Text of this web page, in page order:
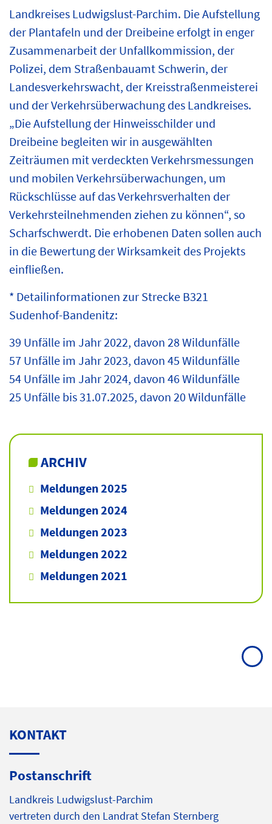
Landkreises Ludwigslust-Parchim. Die Aufstellung
der Plantafeln und der Dreibeine erfolgt in enger
Zusammenarbeit der Unfallkommission, der
Polizei, dem Straßenbauamt Schwerin, der
Landesverkehrswacht, der Kreisstraßenmeisterei
und der Verkehrsüberwachung des Landkreises.
„Die Aufstellung der Hinweisschilder und
Dreibeine begleiten wir in ausgewählten
Zeiträumen mit verdeckten Verkehrsmessungen
und mobilen Verkehrsüberwachungen, um
Rückschlüsse auf das Verkehrsverhalten der
Verkehrsteilnehmenden ziehen zu können“, so
Scharfschwerdt. Die erhobenen Daten sollen auch
in die Bewertung der Wirksamkeit des Projekts
einfließen.
* Detailinformationen zur Strecke B321
Sudenhof-Bandenitz:
39 Unfälle im Jahr 2022, davon 28 Wildunfälle
57 Unfälle im Jahr 2023, davon 45 Wildunfälle
54 Unfälle im Jahr 2024, davon 46 Wildunfälle
25 Unfälle bis 31.07.2025, davon 20 Wildunfälle
ARCHIV
Meldungen 2025
Meldungen 2024
Meldungen 2023
Meldungen 2022
Meldungen 2021
KONTAKT
Postanschrift
Landkreis Ludwigslust-Parchim
vertreten durch den Landrat Stefan Sternberg